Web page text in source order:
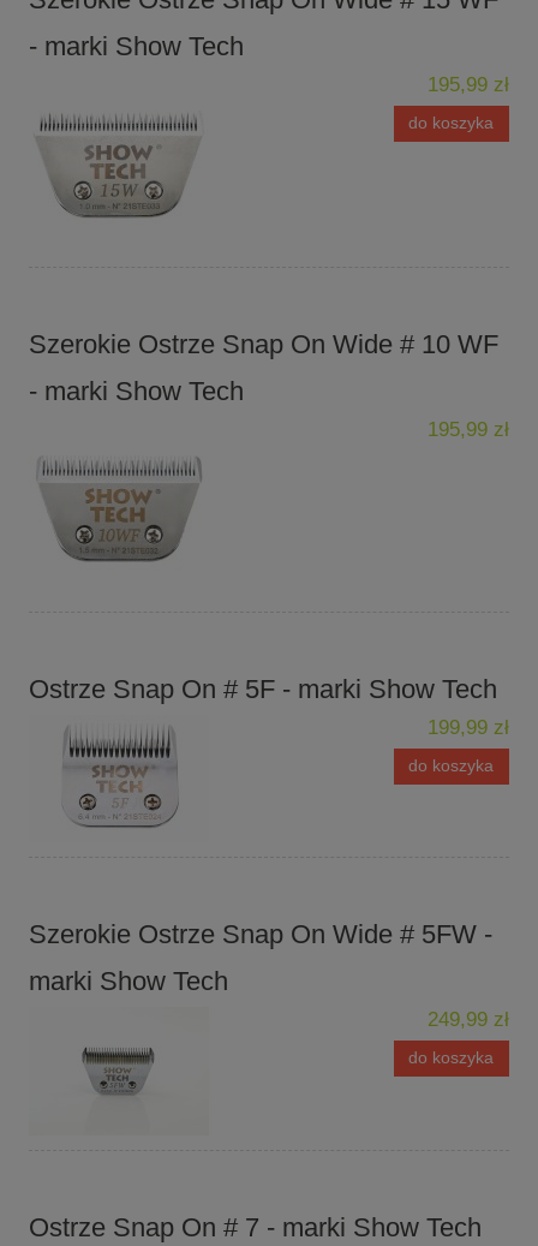
- marki Show Tech
195,99 zł
do koszyka
Szerokie Ostrze Snap On Wide # 10 WF
- marki Show Tech
195,99 zł
Ostrze Snap On # 5F - marki Show Tech
199,99 zł
do koszyka
Szerokie Ostrze Snap On Wide # 5FW -
marki Show Tech
249,99 zł
do koszyka
Ostrze Snap On # 7 - marki Show Tech